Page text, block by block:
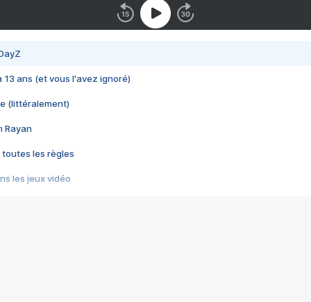
13 ans (et vous l'avez ignoré)
(littéralement)
Rayan
toutes les règles
les jeux vidéo